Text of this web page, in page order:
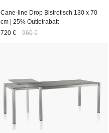
Cane-line Drop Bistrotisch 130 x 70
cm | 25% Outletrabatt
720 €
960 €